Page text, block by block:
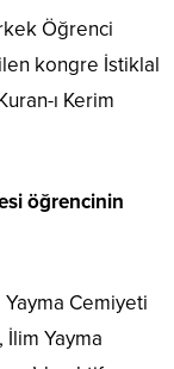
Öğrenci
kongre İstiklal
ı Kerim
öğrencinin
Yayma Cemiyeti
İlim Yayma